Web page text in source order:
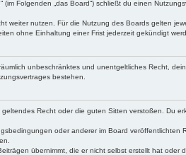
Folgenden „das Board“) schließt du einen
nutzen. Für die Nutzung des Boards gelten
ohne Einhaltung einer Frist jederzeit gekündigt
unbeschränktes und unentgeltliches Recht,
bestehen.
Recht oder die guten Sitten verstoßen. Du
oder anderer im Board veröffentlichten
übernimmt, die er nicht selbst erstellt hat